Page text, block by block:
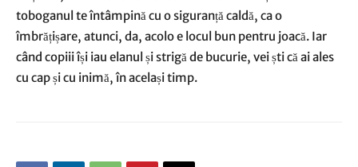
toboganul te întâmpină cu o siguranță caldă, ca o
îmbrățișare, atunci, da, acolo e locul bun pentru joacă. Iar
când copiii își iau elanul și strigă de bucurie, vei ști că ai ales
cu cap și cu inimă, în același timp.